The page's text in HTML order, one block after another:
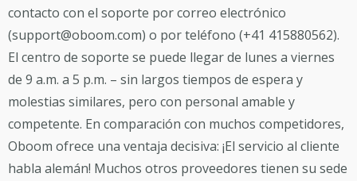
contacto con el soporte por correo electrónico
(support@oboom.com) o por teléfono (+41 415880562).
El centro de soporte se puede llegar de lunes a viernes
de 9 a.m. a 5 p.m. – sin largos tiempos de espera y
molestias similares, pero con personal amable y
competente. En comparación con muchos competidores,
Oboom ofrece una ventaja decisiva: ¡El servicio al cliente
habla alemán! Muchos otros proveedores tienen su sede